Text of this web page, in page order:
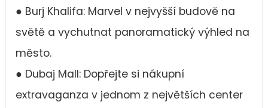
● Burj Khalifa: Marvel v nejvyšší budově na
světě a vychutnat panoramatický výhled na
město.
● Dubaj Mall: Dopřejte si nákupní
extravaganza v jednom z největších center